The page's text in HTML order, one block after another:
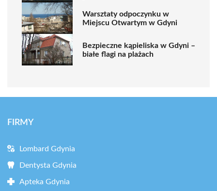
Warsztaty odpoczynku w
Miejscu Otwartym w Gdyni
Bezpieczne kąpieliska w Gdyni –
białe flagi na plażach
FIRMY
Lombard Gdynia
Dentysta Gdynia
Apteka Gdynia